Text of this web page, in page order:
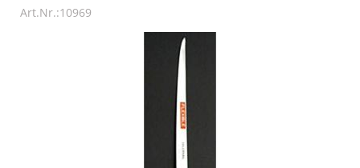
Art.Nr.:10969